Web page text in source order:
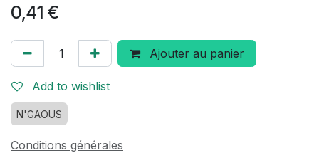
0,41 €
Ajouter au panier
Add to wishlist
N'GAOUS
Conditions générales